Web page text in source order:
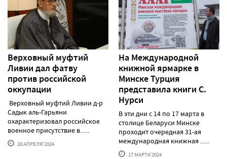
Верховный муфтий
Ливии дал фатву
против российской
оккупации
Верховный муфтий Ливии д-р
Садык аль-Гарьяни
охарактеризовал российское
военное присутствие в......
28 АПРЕЛЯ'2024
На Международной
книжной ярмарке в
Минске Турция
представила книги С.
Нурси
В эти дни с 14 по 17 марта в
столице Беларуси Минске
проходит очередная 31-ая
международная книжная ......
17 МАРТА'2024